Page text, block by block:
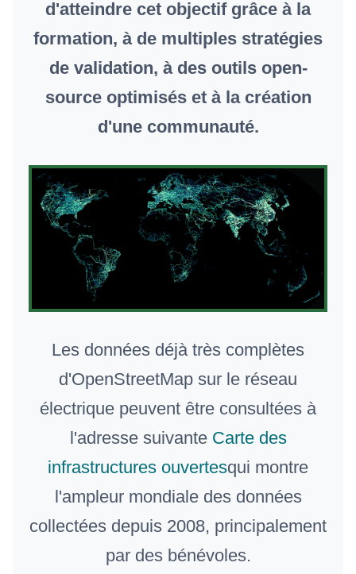
d'atteindre cet objectif grâce à la
formation, à de multiples stratégies
de validation, à des outils open-
source optimisés et à la création
d'une communauté.
Les données déjà très complètes
d'OpenStreetMap sur le réseau
électrique peuvent être consultées à
l'adresse suivante Carte des
infrastructures ouvertesqui montre
l'ampleur mondiale des données
collectées depuis 2008, principalement
par des bénévoles.